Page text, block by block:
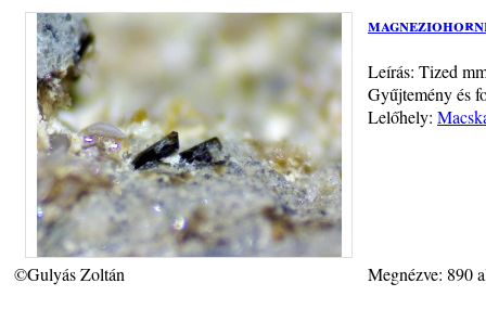
Leírás: Tized
Gyűjtemény és
Lelőhely:
©Gulyás Zoltán Megnézve: 890